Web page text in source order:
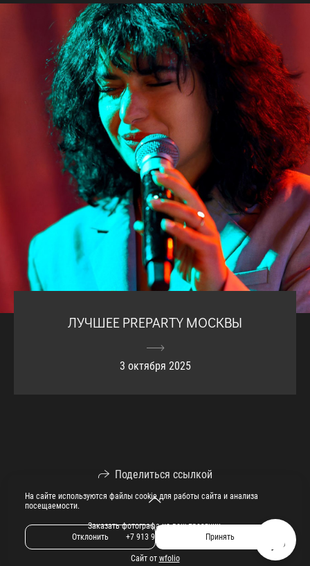
ЛУЧШЕЕ PREPARTY МОСКВЫ
3 октября 2025
Поделиться ссылкой
Заказать фотографа на ваш праздник.
+7 913 913 09 09
Сайт от wfolio
На сайте используются файлы cookie для работы сайта и анализа
посещаемости.
Отклонить Принять